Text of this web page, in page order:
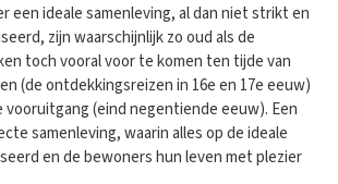
een ideale samenleving, al dan niet strikt en
zijn waarschijnlijk zo oud als de
toch vooral voor te komen ten tijde van
(de ontdekkingsreizen in 16e en 17e eeuw)
(eind negentiende eeuw). Een
samenleving, waarin alles op de ideale
en de bewoners hun leven met plezier